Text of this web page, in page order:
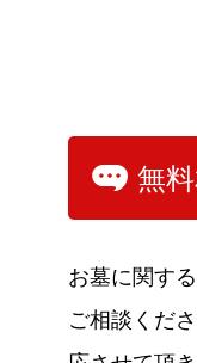
無
お墓に関す
ご相談くだ